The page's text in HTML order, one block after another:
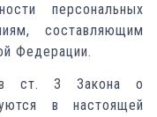
персональных
составляющим
Федерации.
в ст. 3 Закона о
в настоящей